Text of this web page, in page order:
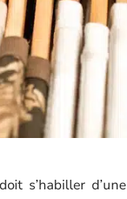
s’habiller d’une